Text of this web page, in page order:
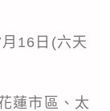
16日(六天
蓮市區、太